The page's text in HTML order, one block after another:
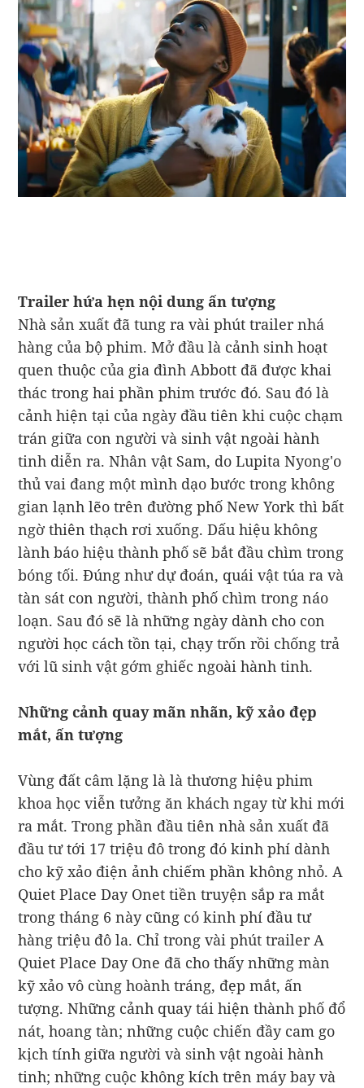
Trailer hứa hẹn nội dung ấn tượng
Nhà sản xuất đã tung ra vài phút trailer nhá
hàng của bộ phim. Mở đầu là cảnh sinh hoạt
quen thuộc của gia đình Abbott đã được khai
thác trong hai phần phim trước đó. Sau đó là
cảnh hiện tại của ngày đầu tiên khi cuộc chạm
trán giữa con người và sinh vật ngoài hành
tinh diễn ra. Nhân vật Sam, do Lupita Nyong'o
thủ vai đang một mình dạo bước trong không
gian lạnh lẽo trên đường phố New York thì bất
ngờ thiên thạch rơi xuống. Dấu hiệu không
lành báo hiệu thành phố sẽ bắt đầu chìm trong
bóng tối. Đúng như dự đoán, quái vật túa ra và
tàn sát con người, thành phố chìm trong náo
loạn. Sau đó sẽ là những ngày dành cho con
người học cách tồn tại, chạy trốn rồi chống trả
với lũ sinh vật gớm ghiếc ngoài hành tinh.
Những cảnh quay mãn nhãn, kỹ xảo đẹp
mắt, ấn tượng
Vùng đất câm lặng là là thương hiệu phim
khoa học viễn tưởng ăn khách ngay từ khi mới
ra mắt. Trong phần đầu tiên nhà sản xuất đã
đầu tư tới 17 triệu đô trong đó kinh phí dành
cho kỹ xảo điện ảnh chiếm phần không nhỏ. A
Quiet Place Day Onet tiền truyện sắp ra mắt
trong tháng 6 này cũng có kinh phí đầu tư
hàng triệu đô la. Chỉ trong vài phút trailer A
Quiet Place Day One đã cho thấy những màn
kỹ xảo vô cùng hoành tráng, đẹp mắt, ấn
tượng. Những cảnh quay tái hiện thành phố đổ
nát, hoang tàn; những cuộc chiến đầy cam go
kịch tính giữa người và sinh vật ngoài hành
tinh; những cuộc không kích trên máy bay và